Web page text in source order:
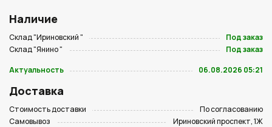
Наличие
Склад "Ириновский "
Под заказ
Склад "Янино "
Под заказ
Актуальность
06.08.2026 05:21
Доставка
Стоимость доставки
По согласованию
Самовывоз
Ириновский проспект, 1Ж